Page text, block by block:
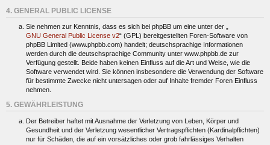
4. GENERAL PUBLIC LICENSE
Sie nehmen zur Kenntnis, dass es sich bei phpBB um eine unter der „
GNU General Public License v2“ (GPL) bereitgestellten Foren-Software von
phpBB Limited (www.phpbb.com) handelt; deutschsprachige Informationen
werden durch die deutschsprachige Community unter www.phpbb.de zur
Verfügung gestellt. Beide haben keinen Einfluss auf die Art und Weise, wie die
Software verwendet wird. Sie können insbesondere die Verwendung der Software
für bestimmte Zwecke nicht untersagen oder auf Inhalte fremder Foren Einfluss
nehmen.
5. GEWÄHRLEISTUNG
Der Betreiber haftet mit Ausnahme der Verletzung von Leben, Körper und
Gesundheit und der Verletzung wesentlicher Vertragspflichten (Kardinalpflichten)
nur für Schäden, die auf ein vorsätzliches oder grob fahrlässiges Verhalten